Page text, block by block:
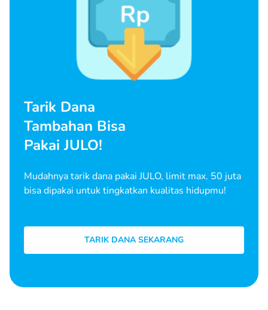
Tarik Dana
Tambahan Bisa
Pakai JULO!
Mudahnya tarik dana pakai JULO, limit max. 50 juta
bisa dipakai untuk tingkatkan kualitas hidupmu!
TARIK DANA SEKARANG